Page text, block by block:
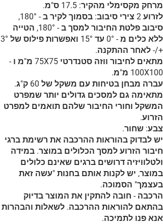
מרחק מקסימלי מהקיר: 17.5 ס"מ.
לזרוע 2 צירי סיבוב: בסמוך לקיר ב - 180°,
סיבוב פלטת החיבור למסך ב - 180°, הטייה
ללא כלים מ - 0° עד 15° ואפשרות פילוס של 3°
+/- לאחר ההתקנה.
מתאים לחיבור ווזה סטנדרטי 75X75 מ"מ ו -
100X100 מ"מ.
עברה מבחן בטיחות עם משקל של 60 ק"ג.
מתאימה גם למסכים גדולים יותר שמפרט
המשקל וחורי החיבור שלהם תואמים למפרט
הזרוע.
צבע: שחור.
יש לבדוק בהוראות ההרכבה את רשימת ברגי
חיבור הזרוע למסך הכלולים במוצר. במידה
ולטלוויזיה דרושים ברגים שאינם כלולים
במוצר, יש לקנות אותם בחנות "עשה זאת
בעצמך" הסמוכה.
הרכבה - חובה להתקין את המוצר בדיוק
בהתאם להוראות ההרכבה. לשאלות והבהרות
אנא פנו לתמיכה.